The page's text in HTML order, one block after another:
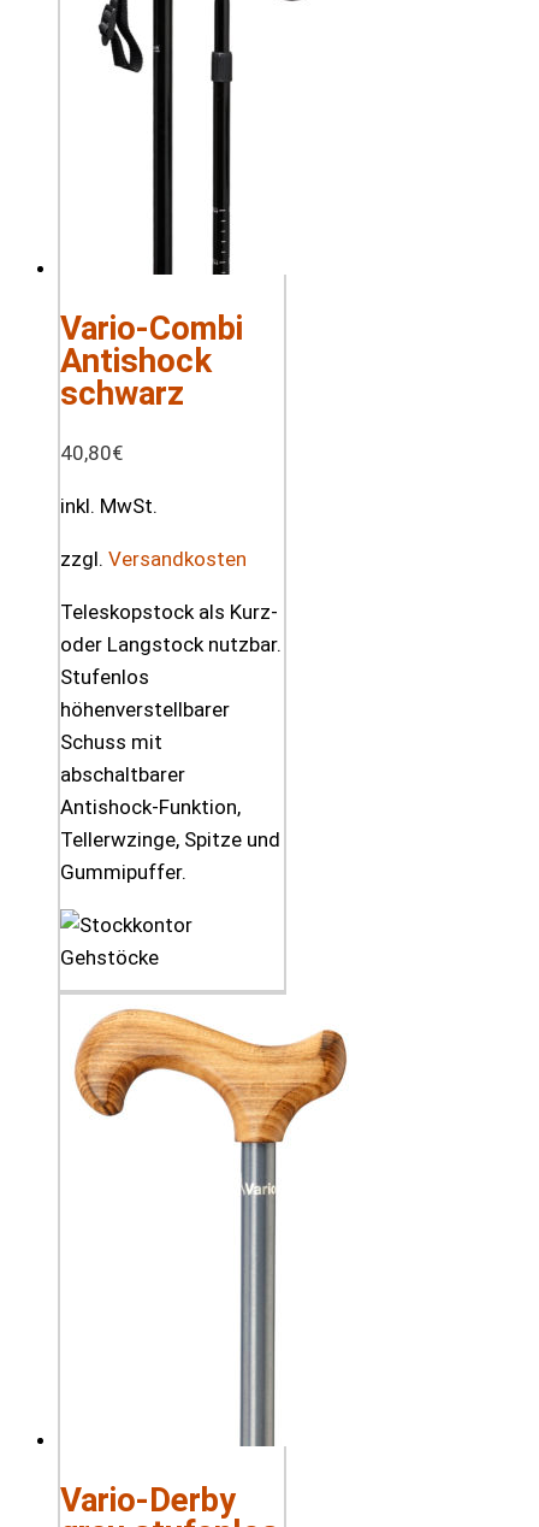
Vario-Combi
Antishock
schwarz
40,80€
inkl. MwSt.
zzgl. Versandkosten
Teleskopstock als Kurz-
oder Langstock nutzbar.
Stufenlos
höhenverstellbarer
Schuss mit
abschaltbarer
Antishock-Funktion,
Tellerwzinge, Spitze und
Gummipuffer.
Vario-Derby